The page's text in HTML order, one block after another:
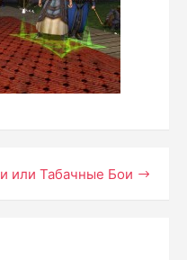
или Табачные Бои